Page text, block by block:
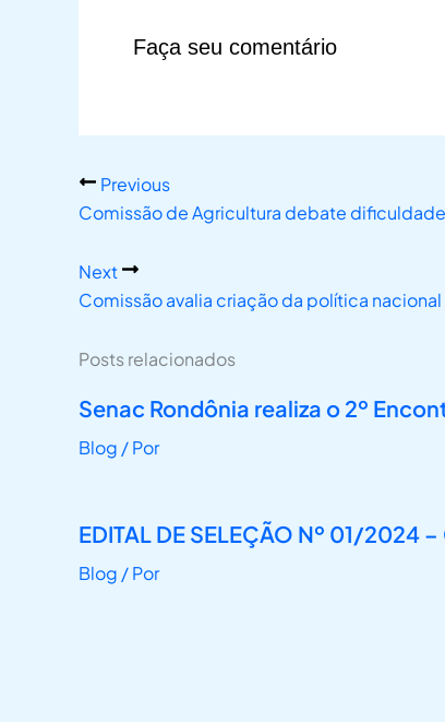
Faça seu comentário
Previous
Comissão de Agricultura debate
Next
Comissão avalia criação da política
Posts relacionados
Senac Rondônia realiza o 2º
Blog / Por
EDITAL DE SELEÇÃO Nº 01/2024
Blog / Por